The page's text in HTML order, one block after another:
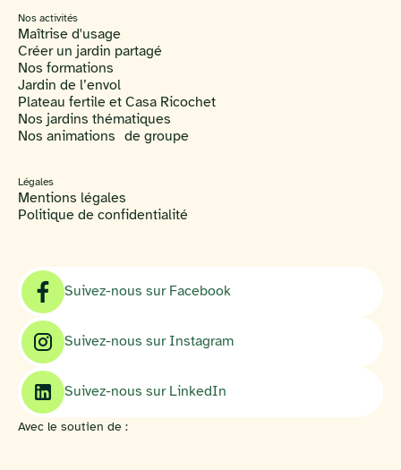
Nos activités
Maîtrise d'usage
Créer un jardin partagé
Nos formations
Jardin de l’envol
Plateau fertile et Casa Ricochet
Nos jardins thématiques
Nos animations de groupe
Légales
Mentions légales
Politique de confidentialité
Suivez-nous sur Facebook
Suivez-nous sur Instagram
Suivez-nous sur LinkedIn
Avec le soutien de :